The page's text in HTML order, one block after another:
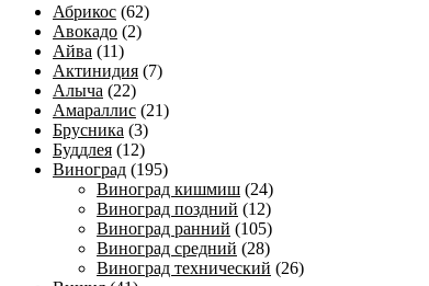
Абрикос (62)
Авокадо (2)
Айва (11)
Актинидия (7)
Алыча (22)
Амараллис (21)
Брусника (3)
Буддлея (12)
Виноград (195)
Виноград кишмиш (24)
Виноград поздний (12)
Виноград ранний (105)
Виноград средний (28)
Виноград технический (26)